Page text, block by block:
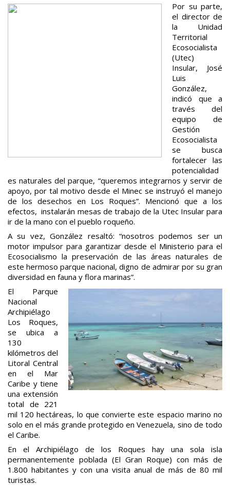
Por su parte,
el director de
la Unidad
Territorial
Ecosocialista
(Utec)
Insular, José
Luis
González,
indicó que a
través del
equipo de
Gestión
Ecosocialista
se busca
fortalecer las
potencialidad
es naturales del parque, “queremos integrarnos y servir de
apoyo, por tal motivo desde el Minec se instruyó el manejo
de los desechos en Los Roques”. Mencionó que a los
efectos, instalarán mesas de trabajo de la Utec Insular para
ir de la mano con el pueblo roqueño.
A su vez, González resaltó: “nosotros podemos ser un
motor impulsor para garantizar desde el Ministerio para el
Ecosocialismo la preservación de las áreas naturales de
este hermoso parque nacional, digno de admirar por su gran
diversidad en fauna y flora marinas”.
El Parque
Nacional
Archipiélago
Los Roques,
se ubica a
130
kilómetros del
Litoral Central
en el Mar
Caribe y tiene
una extensión
total de 221
mil 120 hectáreas, lo que convierte este espacio marino no
solo en el más grande protegido en Venezuela, sino de todo
el Caribe.
En el Archipiélago de los Roques hay una sola isla
permanentemente poblada (El Gran Roque) con más de
1.800 habitantes y con una visita anual de más de 80 mil
turistas.